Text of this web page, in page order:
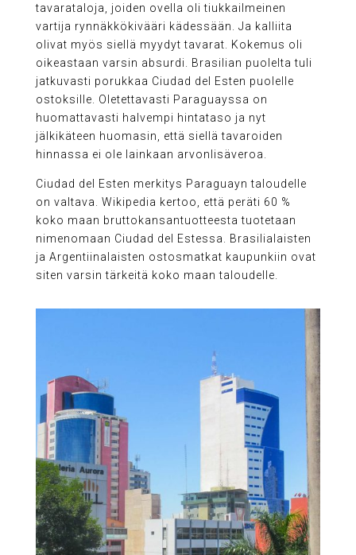
tavarataloja, joiden ovella oli tiukkailmeinen
vartija rynnäkkökivääri kädessään. Ja kalliita
olivat myös siellä myydyt tavarat. Kokemus oli
oikeastaan varsin absurdi. Brasilian puolelta tuli
jatkuvasti porukkaa Ciudad del Esten puolelle
ostoksille. Oletettavasti Paraguayssa on
huomattavasti halvempi hintataso ja nyt
jälkikäteen huomasin, että siellä tavaroiden
hinnassa ei ole lainkaan arvonlisäveroa.
Ciudad del Esten merkitys Paraguayn taloudelle
on valtava. Wikipedia kertoo, että peräti 60 %
koko maan bruttokansantuotteesta tuotetaan
nimenomaan Ciudad del Estessa. Brasilialaisten
ja Argentiinalaisten ostosmatkat kaupunkiin ovat
siten varsin tärkeitä koko maan taloudelle.